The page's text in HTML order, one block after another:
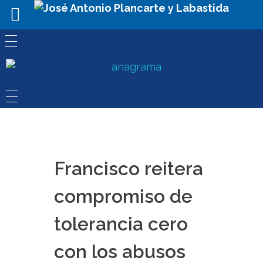
Francisco reitera
compromiso de
tolerancia cero
con los abusos